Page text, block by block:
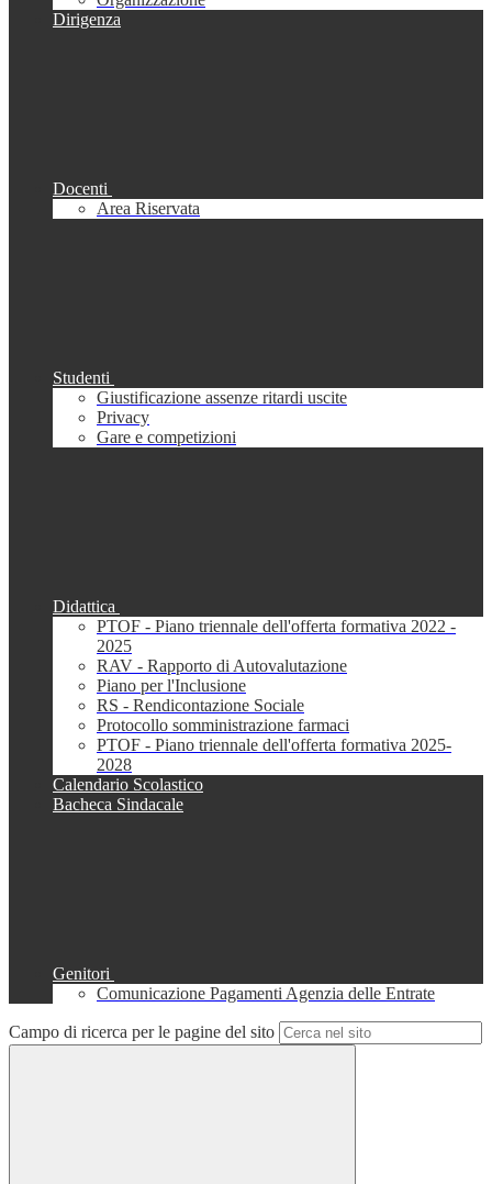
Dirigenza
Docenti
Area Riservata
Studenti
Giustificazione assenze ritardi uscite
Privacy
Gare e competizioni
Didattica
PTOF - Piano triennale dell'offerta formativa 2022 -
2025
RAV - Rapporto di Autovalutazione
Piano per l'Inclusione
RS - Rendicontazione Sociale
Protocollo somministrazione farmaci
PTOF - Piano triennale dell'offerta formativa 2025-
2028
Calendario Scolastico
Bacheca Sindacale
Genitori
Comunicazione Pagamenti Agenzia delle Entrate
Campo di ricerca per le pagine del sito